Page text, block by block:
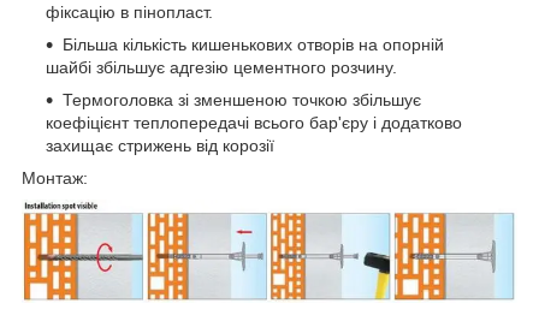
фіксацію в пінопласт.
Більша кількість кишенькових отворів на опорній
шайбі збільшує адгезію цементного розчину.
Термоголовка зі зменшеною точкою збільшує
коефіцієнт теплопередачі всього бар'єру і додатково
захищає стрижень від корозії
Монтаж: